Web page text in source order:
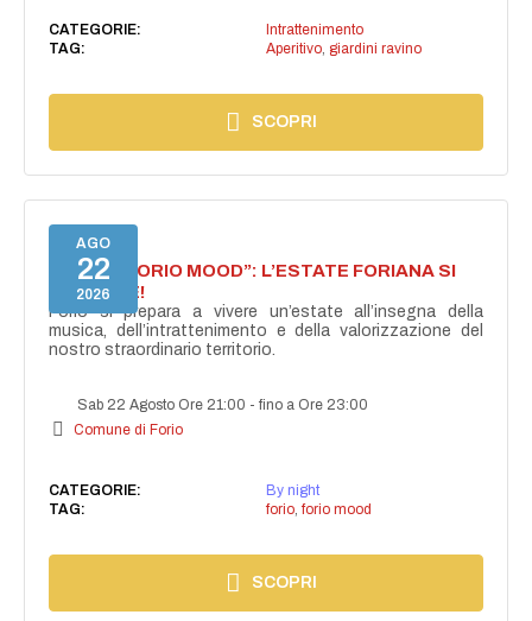
CATEGORIE:
Intrattenimento
TAG:
Aperitivo, giardini ravino
SCOPRI
AGO
22
2026
NASCE “FORIO MOOD”: L’ESTATE FORIANA SI
ACCENDE!
Forio si prepara a vivere un’estate all’insegna della
musica, dell’intrattenimento e della valorizzazione del
nostro straordinario territorio.
Sab 22 Agosto Ore 21:00 -fino a Ore 23:00
Comune di Forio
CATEGORIE:
By night
TAG:
forio, forio mood
SCOPRI